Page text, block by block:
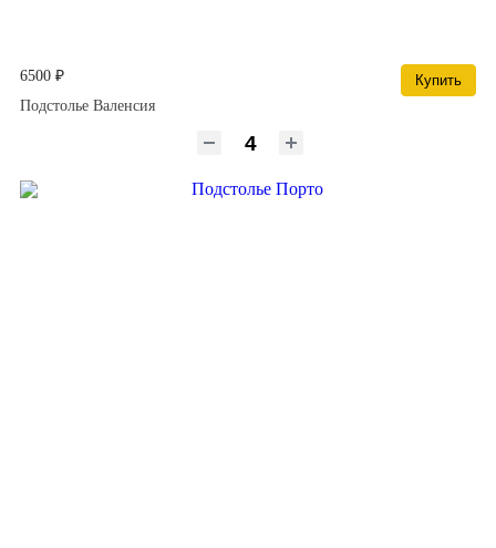
6500 ₽
Купить
Подстолье Валенсия